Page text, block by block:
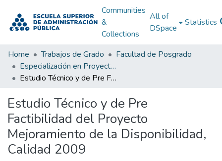
Communities
&
Collections
All of
DSpace
Statistics
Home Trabajos de Grado
Facultad de Posgrado
Especialización en Proyectos de Desarrollo
Estudio Técnico y de Pre Factibilidad del Proyecto Mejoramiento de la Disponibilidad, Calidad 2009
Estudio Técnico y de Pre
Factibilidad del Proyecto
Mejoramiento de la Disponibilidad,
Calidad 2009